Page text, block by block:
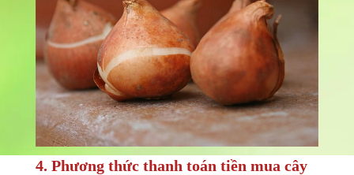
4. Phương thức thanh toán tiền mua cây